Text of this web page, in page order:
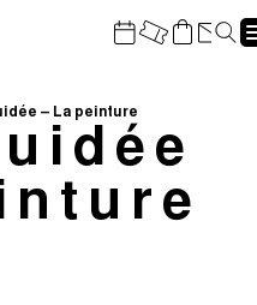
cookies
à
recherche
page
– La peinture